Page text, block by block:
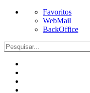
Favoritos
WebMail
BackOffice